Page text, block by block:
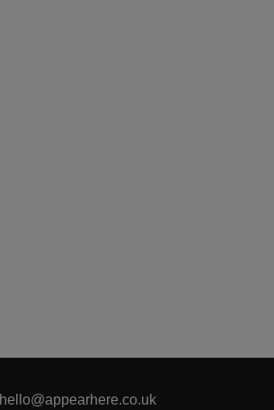
hello@appearhere.co.uk